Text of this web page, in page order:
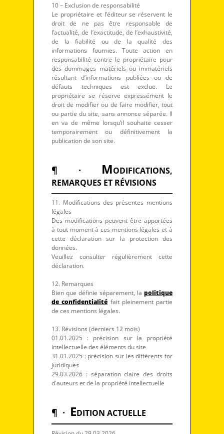
10 – Exclusion de responsabilité
Le propriétaire et l’éditeur se réservent le
droit de ne pas être responsable de
l’actualité, de l’exactitude, de l’exhaustivité,
de la fiabilité ou de la qualité des
informations fournies. Toute action en
responsabilité contre le propriétaire pour
des dommages matériels ou immatériels
résultant d’informations publiées ou de
défauts techniques est exclue. Le
propriétaire se réserve expressément le
droit de modifier ou de faire modifier, tout
ou partie du site, sans annonce séparée. Il
en va de même lorsqu’il souhaite cesser
temporairement ou définitivement la
publication de son site.
¶ · MODIFICATIONS,
REMARQUES ET RÉVISIONS
11. Modifications des présentes mentions
légales
Des modifications peuvent être apportées
à tout moment à ces mentions légales et à
cette déclaration sur la protection des
données.
Veuillez consulter régulièrement cette
déclaration.
12. Remarques
Bien que définie séparement, la politique
de confidentialité fait pleinement partie
de ces mentions légales.
13. Révisions (derniers 12 mois)
01.01.2025 : précision sur la propriété
intellectuelle des éléments du site
31.01.2025 : précision sur les différents for
juridiques
29.03.2026 : séparation claire des droits
d'auteurs et de la propriété intellectuelle
¶ · EDITION ACTUELLE